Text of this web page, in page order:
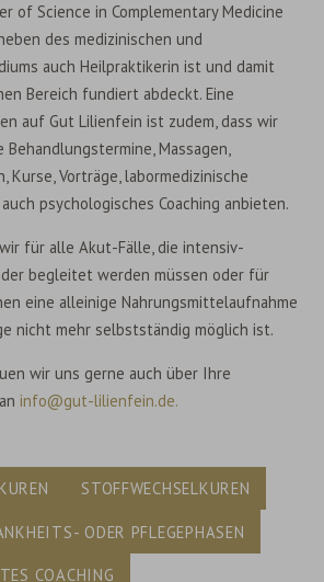
of Science in Complementary Medicine
des medizinischen und
auch Heilpraktikerin ist und damit
Bereich fundiert abdeckt. Eine
auf Gut Lilienfein ist zudem, dass wir
Behandlungstermine, Massagen,
Kurse, Vorträge, labormedizinische
psychologisches Coaching anbieten.
für alle Akut-Fälle, die intensiv-
begleitet werden müssen oder für
eine alleinige Nahrungsmittelaufnahme
nicht mehr selbstständig möglich ist.
wir uns gerne auch über Ihre
info@gut-lilienfein.de.
STOFFWECHSELKUREN
ODER PFLEGEPHASEN
COACHING